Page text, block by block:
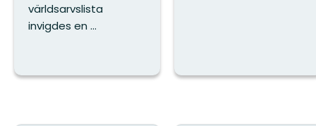
världsarvslista
invigdes en ...